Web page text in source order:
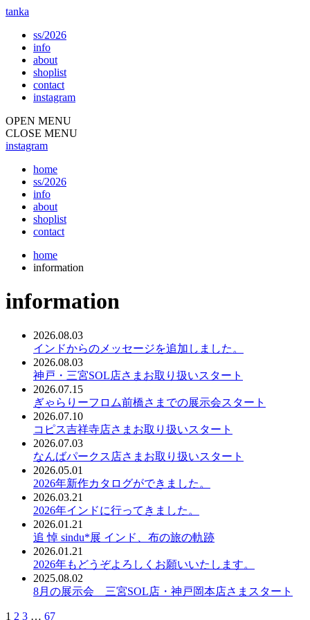
tanka
ss/2026
info
about
shoplist
contact
instagram
OPEN MENU
CLOSE MENU
instagram
home
ss/2026
info
about
shoplist
contact
home
information
information
2026.08.03
インドからのメッセージを追加しました。
2026.08.03
神戸・三宮SOL店さまお取り扱いスタート
2026.07.15
ぎゃらりーフロム前橋さまでの展示会スタート
2026.07.10
コピス吉祥寺店さまお取り扱いスタート
2026.07.03
なんばパークス店さまお取り扱いスタート
2026.05.01
2026年新作カタログができました。
2026.03.21
2026年インドに行ってきました。
2026.01.21
追 悼 sindu*展 インド、布の旅の軌跡
2026.01.21
2026年もどうぞよろしくお願いいたします。
2025.08.02
8月の展示会 三宮SOL店・神戸岡本店さまスタート
1 2 3 … 67